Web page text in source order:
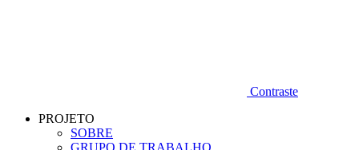
Contraste
PROJETO
SOBRE